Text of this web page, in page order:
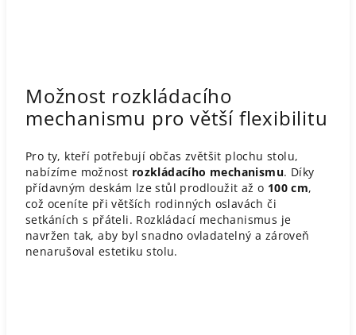
Možnost rozkládacího
mechanismu pro větší flexibilitu
Pro ty, kteří potřebují občas zvětšit plochu stolu,
nabízíme možnost rozkládacího mechanismu. Díky
přídavným deskám lze stůl prodloužit až o 100 cm,
což oceníte při větších rodinných oslavách či
setkáních s přáteli. Rozkládací mechanismus je
navržen tak, aby byl snadno ovladatelný a zároveň
nenarušoval estetiku stolu.​